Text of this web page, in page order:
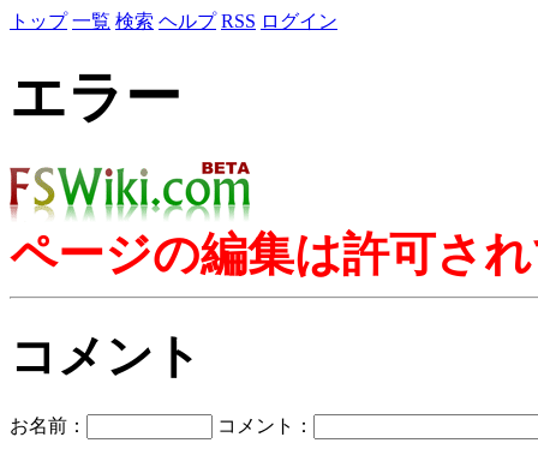
トップ 一覧 検索 ヘルプ RSS ログイン
エラー
ページの編集は許可さ
コメント
お名前： コメント：